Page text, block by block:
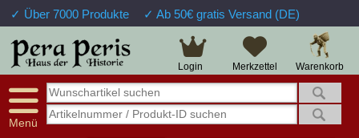
✓ Über 7000 Produkte ✓ Ab 50€ gratis Versand (DE)
Warenkorb
Merkzettel
Login
Menü
Große Auswahl
Verfügbarkeitsanzeige
Sendungsverfolgung
Intelligente Navigation
Freundlicher Service
14 Tage Widerrufsrecht
Über 25 Jahre Erfahrung
Schnelle Rücküberweisung
Kulant bei Retouren
Prof. Auftragsabwicklung